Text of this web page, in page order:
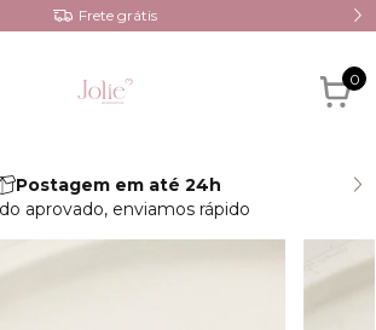
Frete grátis
0
Postagem em até 24h
aprovado, enviamos rápido